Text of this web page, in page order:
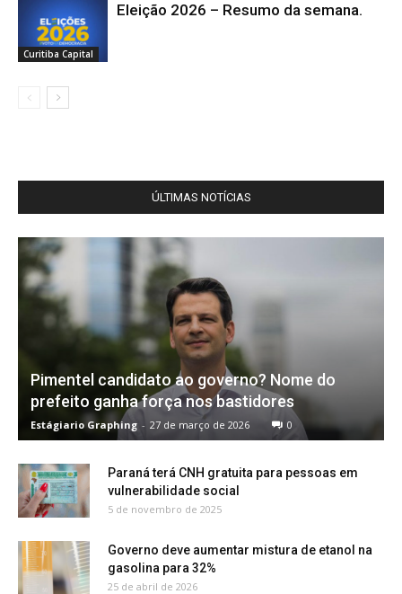
Curitiba Capital
Eleição 2026 – Resumo da semana.
ÚLTIMAS NOTÍCIAS
Pimentel candidato ao governo? Nome do
prefeito ganha força nos bastidores
Estágiario Graphing - 27 de março de 2026 0
Paraná terá CNH gratuita para pessoas em
vulnerabilidade social
5 de novembro de 2025
Governo deve aumentar mistura de etanol na
gasolina para 32%
25 de abril de 2026